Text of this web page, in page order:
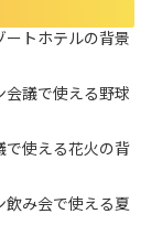
トホテルの背景
議で使える野球
で使える花火の背
み会で使える夏